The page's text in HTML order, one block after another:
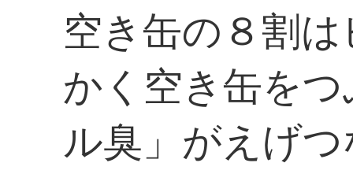
空き缶の８割
かく空き缶を
ル臭」がえげ